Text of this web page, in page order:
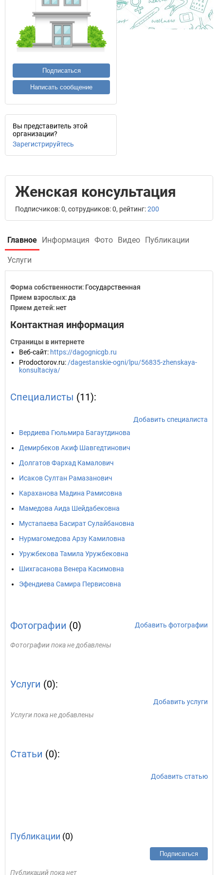
Подписаться
Написать сообщение
Вы представитель этой
организации?
Зарегистрируйтесь
Женская консультация
Подписчиков: 0, сотрудников: 0, рейтинг:200
Главное Информация Фото Видео Публикации
Услуги
Форма собственности: Государственная
Прием взрослых: да
Прием детей: нет
Контактная информация
Страницы в интернете
Веб-сайт: https://dagognicgb.ru
Prodoctorov.ru: /dagestanskie-ogni/lpu/56835-zhenskaya-
konsultaciya/
Специалисты (11):
Добавить специалиста
Вердиева Гюльмира Багаутдинова
Демирбеков Акиф Шавгедтинович
Долгатов Фархад Камалович
Исаков Султан Рамазанович
Караханова Мадина Рамисовна
Мамедова Аида Шейдабековна
Мустапаева Басират Сулайбановна
Нурмагомедова Арзу Камиловна
Уружбекова Тамила Уружбековна
Шихгасанова Венера Касимовна
Эфендиева Самира Первисовна
Фотографии (0) Добавить фотографии
Фотографии пока не добавлены
Услуги (0):
Добавить услуги
Услуги пока не добавлены
Статьи (0):
Добавить статью
Публикации (0)
Подписаться
Публикаций пока нет